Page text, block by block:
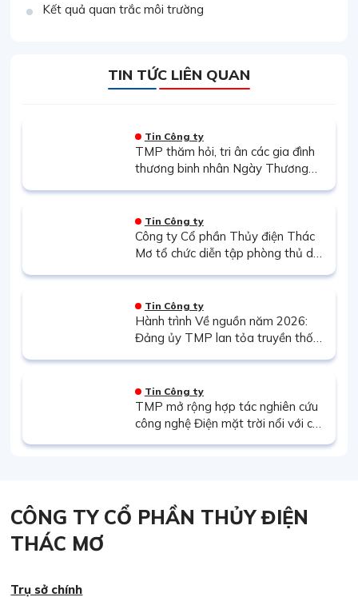
Kết quả quan trắc môi trường
TIN TỨC LIÊN QUAN
Tin Công ty
TMP thăm hỏi, tri ân các gia đình
thương binh nhân Ngày Thương
Tin Công ty
Công ty Cổ phần Thủy điện Thác
Mơ tổ chức diễn tập phòng thủ dân
Tin Công ty
Hành trình Về nguồn năm 2026:
Đảng ủy TMP lan tỏa truyền thống
Tin Công ty
TMP mở rộng hợp tác nghiên cứu
công nghệ Điện mặt trời nổi với các
CÔNG TY CỔ PHẦN THỦY ĐIỆN
THÁC MƠ
Trụ sở chính